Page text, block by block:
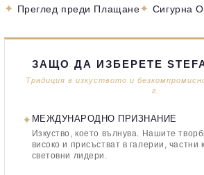
✦ Преглед преди Плащане✦ Сигурна
ЗАЩО ДА ИЗБЕРЕТЕ
Традиция в изкуството и
г.
✦ МЕЖДУНАРОДНО ПРИЗНАНИЕ
Изкуство, което вълнува. Нашите
високо и присъстват в галерии, частни
световни лидери.